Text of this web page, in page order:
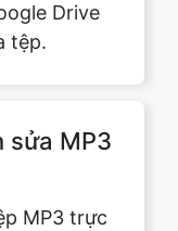
MP3
nói của
tạo
cắt bỏ